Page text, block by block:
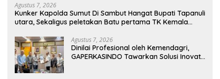
Agustus 7, 2026
Kunker Kapolda Sumut Di Sambut Hangat Bupati Tapanuli
utara, Sekaligus peletakan Batu pertama TK Kemala
Agustus 7, 2026
Dinilai Profesional oleh Kemendagri,
GAPERKASINDO Tawarkan Solusi Inovatif